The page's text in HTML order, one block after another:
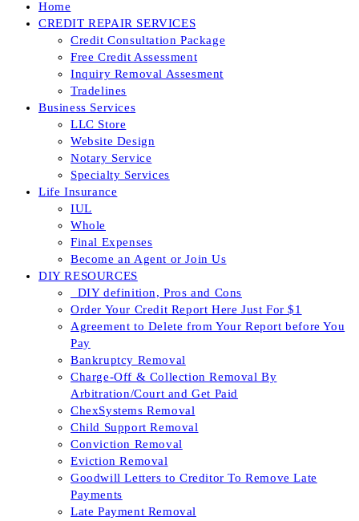
Home
CREDIT REPAIR SERVICES
Credit Consultation Package
Free Credit Assessment
Inquiry Removal Assesment
Tradelines
Business Services
LLC Store
Website Design
Notary Service
Specialty Services
Life Insurance
IUL
Whole
Final Expenses
Become an Agent or Join Us
DIY RESOURCES
_DIY definition, Pros and Cons
Order Your Credit Report Here Just For $1
Agreement to Delete from Your Report before You
Pay
Bankruptcy Removal
Charge-Off & Collection Removal By
Arbitration/Court and Get Paid
ChexSystems Removal
Child Support Removal
Conviction Removal
Eviction Removal
Goodwill Letters to Creditor To Remove Late
Payments
Late Payment Removal